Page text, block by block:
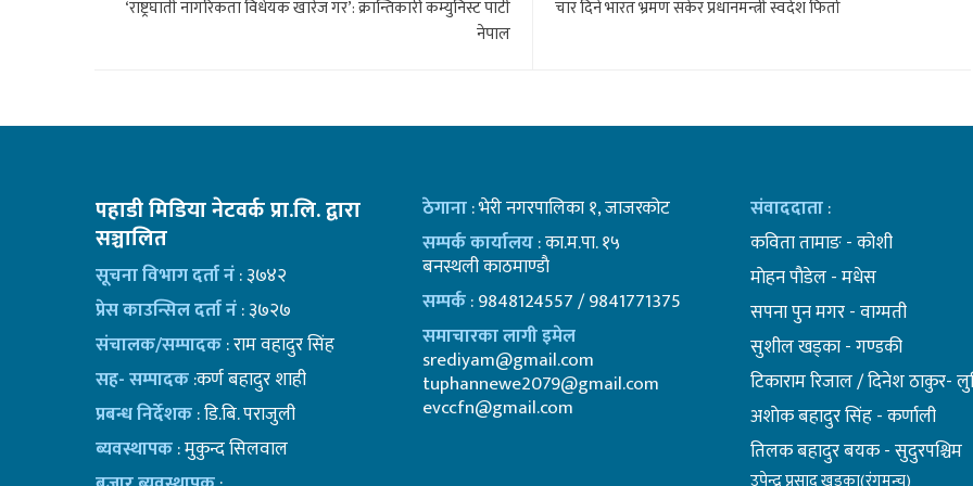
‘राष्ट्रघाती नागरिकता विधेयक खारेज गर’: क्रान्तिकारी कम्युनिस्ट पार्टी
नेपाल
चार दिने भारत भ्रमण सकेर प्रधानमन्त्री स्वदेश फिर्ता
पहाडी मिडिया नेटवर्क प्रा.लि. द्वारा
सञ्चालित
सूचना विभाग दर्ता नं: ३७४२
प्रेस काउन्सिल दर्ता नं: ३७२७
संचालक/सम्पादक: राम वहादुर सिंह
सह- सम्पादक:कर्ण बहादुर शाही
प्रबन्ध निर्देशक: डि.बि. पराजुली
ब्यवस्थापक: मुकुन्द सिलवाल
ठेगाना: भेरी नगरपालिका १, जाजरकोट
सम्पर्क कार्यालय: का.म.पा. १५
बनस्थली काठमाण्डाै
सम्पर्क: 9848124557 / 9841771375
समाचारका लागी इमेल
srediyam@gmail.com
tuphannewe2079@gmail.com
evccfn@gmail.com
संवाददाता:
कविता तामाङ - कोशी
माेहन पाैडेल - मधेस
सपना पुन मगर - वाग्मती
सुशील खड्का - गण्डकी
टिकाराम रिजाल / दिनेश ठाकुर-
अशाेक बहादुर सिंह - कर्णाली
तिलक बहादुर बयक - सुदुरपश्चिम